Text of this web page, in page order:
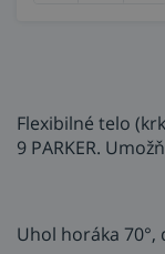
Flexibilné telo
9 PARKER.
Uhol horáka 70°,